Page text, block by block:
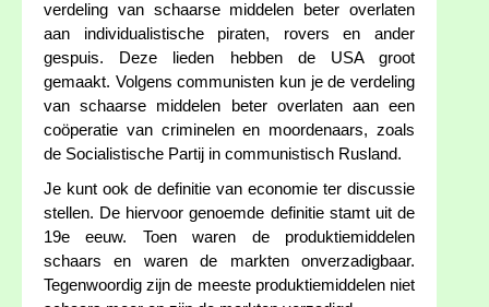
verdeling van schaarse middelen beter overlaten
aan individualistische piraten, rovers en ander
gespuis. Deze lieden hebben de USA groot
gemaakt. Volgens communisten kun je de verdeling
van schaarse middelen beter overlaten aan een
coöperatie van criminelen en moordenaars, zoals
de Socialistische Partij in communistisch Rusland.
Je kunt ook de definitie van economie ter discussie
stellen. De hiervoor genoemde definitie stamt uit de
19e eeuw. Toen waren de produktiemiddelen
schaars en waren de markten onverzadigbaar.
Tegenwoordig zijn de meeste produktiemiddelen niet